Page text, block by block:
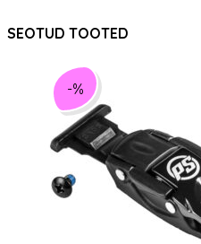
SEOTUD TOOTED
-%